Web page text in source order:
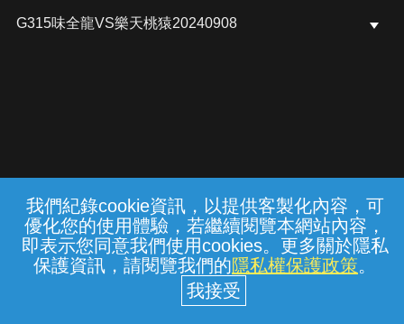
我們紀錄cookie資訊，以提供客製化內容，可
優化您的使用體驗，若繼續閱覽本網站內容，
即表示您同意我們使用cookies。更多關於隱私
保護資訊，請閱覽我們的隱私權保護政策。
G315味全龍VS樂天桃猿20240908
常見問題 線上客服 服務條款 隱私權保護
中華電信股份有限公司個人家庭分公司
(統一編號：96979949) © 2026
{{notifyMsg}}